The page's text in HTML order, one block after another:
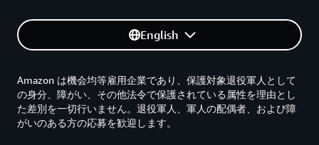
English
Amazon は機会均等雇用企業であり、保護対象退役軍人として
の身分、障がい、その他法令で保護されている属性を理由とし
た差別を一切行いません。退役軍人、軍人の配偶者、および障
がいのある方の応募を歓迎します。